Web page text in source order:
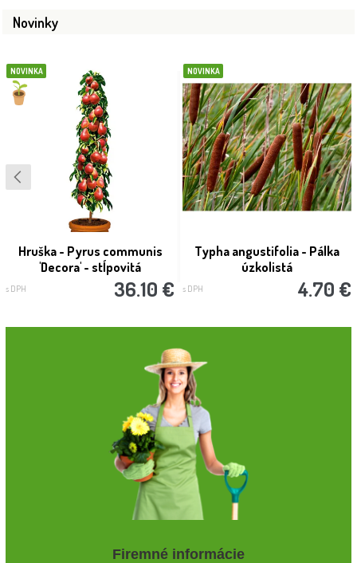
Novinky
NOVINKA
Hruška - Pyrus communis
'Decora' - stĺpovitá
s DPH 36.10 €
NOVINKA
Typha angustifolia - Pálka
úzkolistá
s DPH 4.70 €
Firemné informácie